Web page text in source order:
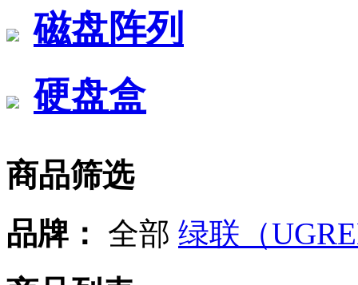
磁盘阵列
硬盘盒
商品筛选
品牌： 全部 绿联（